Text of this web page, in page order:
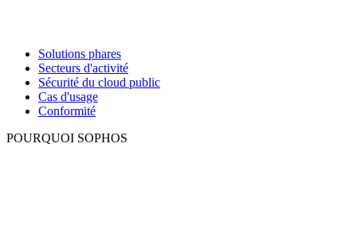
Solutions phares
Secteurs d'activité
Sécurité du cloud public
Cas d'usage
Conformité
POURQUOI SOPHOS